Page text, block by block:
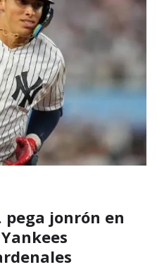
pega jonrón en